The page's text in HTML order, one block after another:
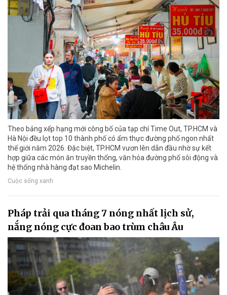
Theo bảng xếp hạng mới công bố của tạp chí Time Out, TP.HCM và
Hà Nội đều lọt top 10 thành phố có ẩm thực đường phố ngon nhất
thế giới năm 2026. Đặc biệt, TP.HCM vươn lên dẫn đầu nhờ sự kết
hợp giữa các món ăn truyền thống, văn hóa đường phố sôi động và
hệ thống nhà hàng đạt sao Michelin.
Cuộc sống xanh
Pháp trải qua tháng 7 nóng nhất lịch sử,
nắng nóng cực đoan bao trùm châu Âu